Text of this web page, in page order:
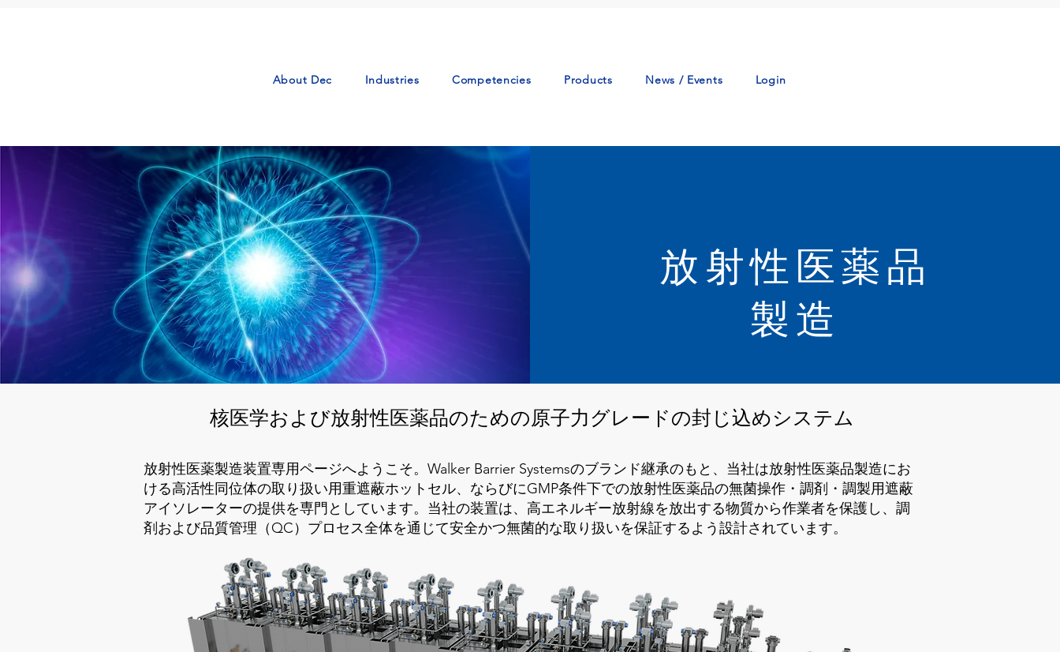
About Dec Industries Competencies Products News / Events Login
放射性医薬品
製造
核医学および放射性医薬品のための原子力グレードの封じ込めシステム
放射性医薬製造装置専用ページへようこそ。Walker Barrier Systemsのブランド継承のもと、当社は放射性医薬品製造にお
ける高活性同位体の取り扱い用重遮蔽ホットセル、ならびにGMP条件下での放射性医薬品の無菌操作・調剤・調製用遮蔽
アイソレーターの提供を専門としています。当社の装置は、高エネルギー放射線を放出する物質から作業者を保護し、調
剤および品質管理（QC）プロセス全体を通じて安全かつ無菌的な取り扱いを保証するよう設計されています。